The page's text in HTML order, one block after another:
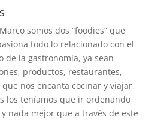
somos dos “foodies” que
todo lo relacionado con el
de la gastronomía, ya sean
productos, restaurantes,
nos encanta cocinar y viajar,
los teníamos que ir ordenando
nada mejor que a través de este